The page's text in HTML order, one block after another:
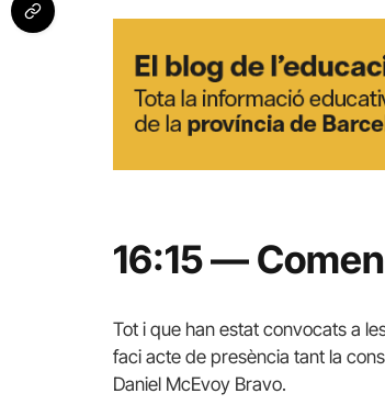
16:15 —
Tot i que han estat convocats a
faci acte de presència tant la
Daniel McEvoy Bravo.